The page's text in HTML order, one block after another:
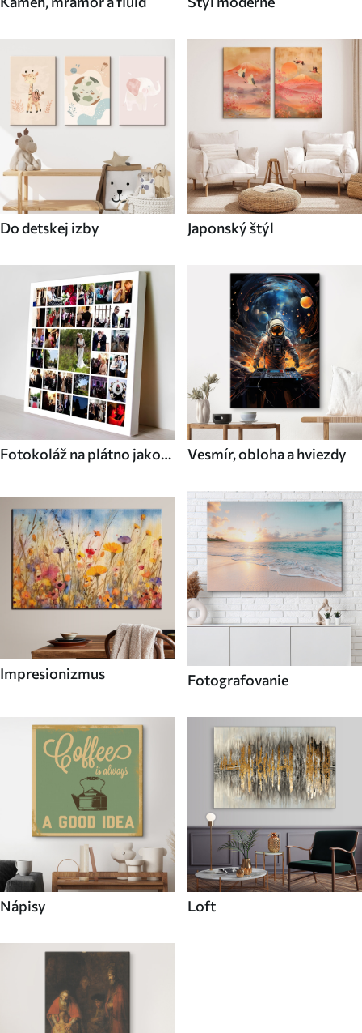
Do detskej izby Japonský štýl
Fotokoláž na plátno jako
Vesmír, obloha a hviezdy
Impresionizmus Fotografovanie
Nápisy Loft